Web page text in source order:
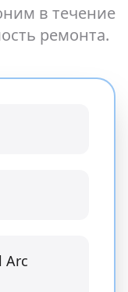
в течение
ремонта.